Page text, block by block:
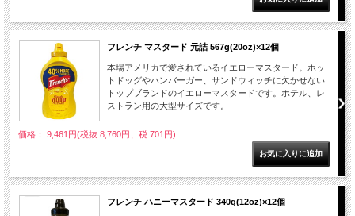
フレンチ マスタード 元詰 567g(20oz)×12個
本場アメリカで愛されているイエローマスタード。ホッ
トドッグやハンバーガー、サンドウィッチに欠かせない
トップブランドのイエローマスタードです。ホテル、レ
ストラン用の大型サイズです。
価格： 9,461円(税抜 8,760円、税 701円)
フレンチ ハニーマスタード 340g(12oz)×12個